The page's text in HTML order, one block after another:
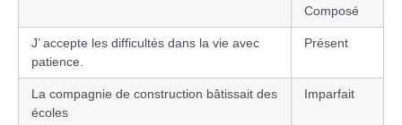
Composé
J’ accepte les difficultés dans la vie avec
patience.
Présent
La compagnie de construction bâtissait des
écoles
Imparfait